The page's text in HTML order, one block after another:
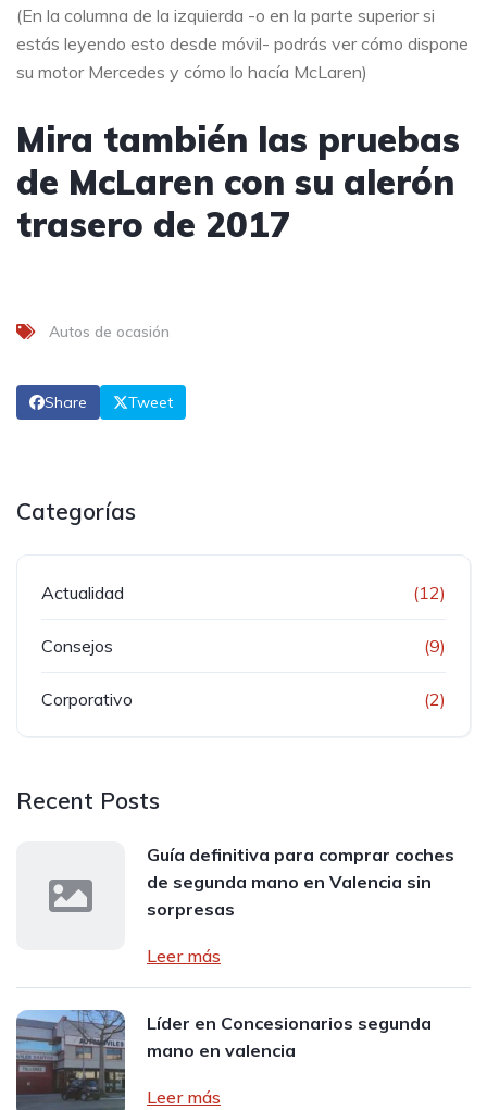
(En la columna de la izquierda -o en la parte superior si
estás leyendo esto desde móvil- podrás ver cómo dispone
su motor Mercedes y cómo lo hacía McLaren)
Mira también las pruebas
de McLaren con su alerón
trasero de 2017
Autos de ocasión
Share Tweet
Categorías
Actualidad (12)
Consejos (9)
Corporativo (2)
Recent Posts
Guía definitiva para comprar coches
de segunda mano en Valencia sin
sorpresas
Leer más
Líder en Concesionarios segunda
mano en valencia
Leer más